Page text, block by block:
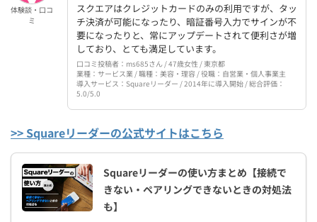
体験談・口コ
ミ
スクエアはクレジットカードのみの利用ですが、タッ
チ決済が可能になったり、暗証番号入力でサインが不
要になったりと、常にアップデートされて便利さが増
しており、とても満足しています。
口コミ投稿者：ms685さん / 47歳女性 / 東京都
業種：サービス業 / 職種：美容・理容 / 役職：自営業・個人事業主
導入サービス：Squareリーダー / 2014年に導入開始 / 総合評価：
5.0/5.0
>> Squareリーダーの公式サイトはこちら
Squareリーダーの使い方まとめ【接続で
きない・ペアリングできないときの対処法
も】